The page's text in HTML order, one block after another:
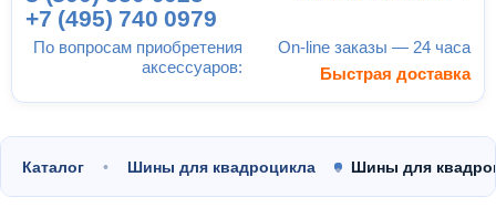
По вопросам приобретения
аксессуаров:
+7 (495) 740 0979
On-line заказы — 24 часа
Быстрая доставка
Каталог Шины для квадроцикла Шины для